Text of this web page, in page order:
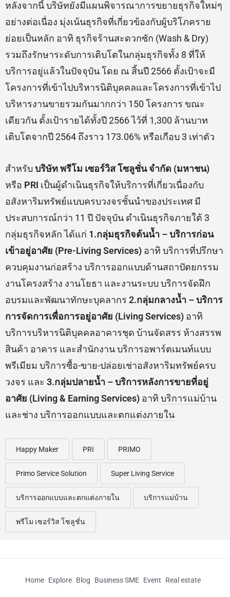
“ทุกธุรกิจของเรา ทั้งธุรกิจดั้งเดิมและธุรกิจใหม่ที่จะเกิด
ขึ้นในอนาคต จะเข้าไปเกี่ยวข้องกับผู้บริโภคตั้งแต่ตอน
ยังโสด ตอนแต่งงาน ตอนมีครอบครัว ตอนทายาทเริ่ม
เติบโต เราจะเป็น Happy Maker ที่มีบริการตอบโจทย์ผู้
บริโภคตลอดช่วงชีวิต หรือ Lifetime” นางสาวจตุพร
กล่าว
หลังจากนี้ บริษัทยังมีแผนพิจารณาการขยายธุรกิจใหม่ๆ
อย่างต่อเนื่อง มุ่งเน้นธุรกิจที่เกี่ยวข้องกับผู้บริโภคราย
รวมถึงรักษาระดับการเติบโตในกลุ่มธุรกิจทั้ง 8 ที่ให้
บริการอยู่แล้วในปัจจุบัน โดย ณ สิ้นปี 2566 ตั้งเป้าจะมี
โครงการที่เข้าไปบริหารนิติบุคคลและโครงการที่เข้าไป
บริหารงานขายรวมกันมากกว่า 150 โครงการ ขณะ
เดียวกัน ตั้งเป้ารายได้ทั้งปี 2566 ไว้ที่ 1,300 ล้านบาท
เติบโตจากปี 2564 ถึงราว 173.06% หรือเกือบ 3 เท่าตัว
สำหรับบริษัท พรีโม​ เซอร์วิส โซลูชั่น จำกัด (มหาชน)
หรือPRIเป็นผู้ดำเนินธุรกิจให้บริการที่เกี่ยวเนื่องกับ
อสังหาริมทรัพย์แบบครบวงจรชั้นนำของประเทศ มี
ประสบการณ์กว่า 11 ปี ปัจจุบัน ดำเนินธุรกิจภายใต้ 3
กลุ่มธุรกิจหลัก ได้แก่1.กลุ่มธุรกิจต้นน้ำ – บริการก่อน
เข้าอยู่อาศัย (Pre-Living Services)อาทิ บริการที่ปรึกษา
ควบคุมงานก่อสร้าง บริการออกแบบด้านสถาปัตยกรรม
งานโครงสร้าง งานโยธา และงานระบบ บริการจัดฝึก
อบรมและพัฒนาทักษะบุคลากร2.กลุ่มกลางน้ำ – บริการ
บริการบริหารนิติบุคคลอาคารชุด บ้านจัดสรร ห้างสรรพ
สินค้า อาคาร และสำนักงาน บริการอพาร์ตเมนท์แบบ
พรีเมียม บริการซื้อ-ขาย-ปล่อยเช่าอสังหาริมทรัพย์ครบ
วงจร และ3.กลุ่มปลายน้ำ – บริการหลังการขายที่อยู่
อาศัย (Living & Earning Services)อาทิบริการแม่บ้าน
และช่างบริการออกแบบและตกแต่งภายใน
Primo Service Solution